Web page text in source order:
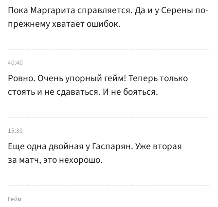
Пока Маргарита справляется. Да и у Серены по-
прежнему хватает ошибок.
40:40
Ровно. Очень упорный гейм! Теперь только
стоять и не сдаваться. И не бояться.
15:30
Еще одна двойная у Гаспарян. Уже вторая
за матч, это нехорошо.
Гейм